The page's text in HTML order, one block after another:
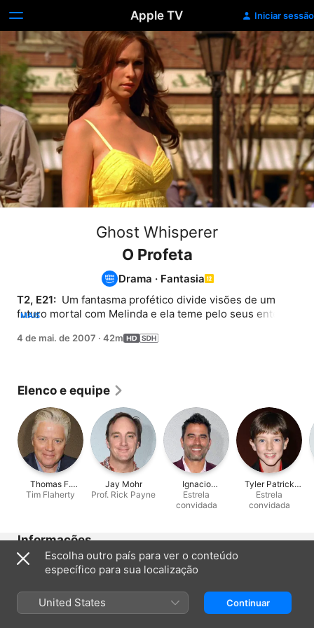
Apple TV Iniciar sessão
Ghost Whisperer
O Profeta
Drama · Fantasia
T2, E21: Um fantasma profético divide visões de um
futuro mortal com Melinda e ela teme pelo seus entes
MAIS
4 de mai. de 2007 · 42m
Elenco e equipe
Thomas F.
Wilson
Tim Flaherty
Jay Mohr
Prof. Rick Payne
Ignacio
Serricchio
Estrela
convidada
Tyler Patrick
Jones
Estrela
convidada
Informações
Lançamento
Duração
42min
Escolha outro país para ver o conteúdo
específico para sua localização
United States Continuar